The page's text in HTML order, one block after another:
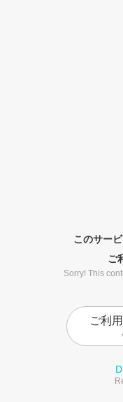
このサー
ご
Sorry! This
ご利